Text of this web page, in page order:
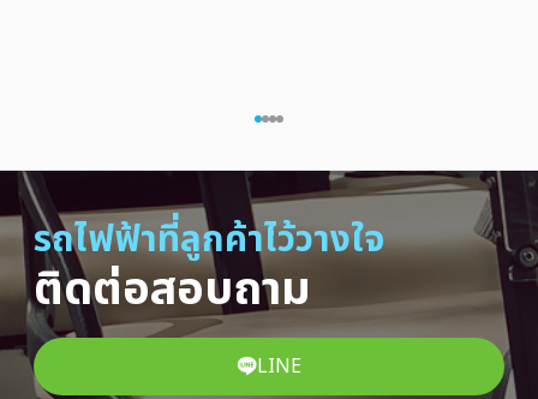
รถไฟฟ้าที่ลูกค้าไว้วางใจ
ติดต่อสอบถาม
LINE